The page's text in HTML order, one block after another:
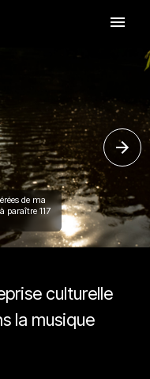
menu
de ma
paraître 117
culturelle
la musique